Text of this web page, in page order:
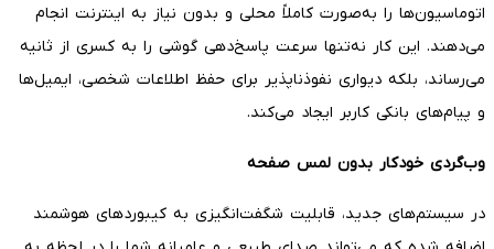
اتوماسیون‌ها را به‌صورت کاملاً محلی و بدون نیاز به اینترنت انجام
می‌دهند. این کار نه‌تنها سرعت پاسخ‌دهی گوشی را به کسری از ثانیه
می‌رساند، بلکه دیواری نفوذناپذیر برای حفظ اطلاعات شخصی، ایمیل‌ها
و پیام‌های بانکی کاربر ایجاد می‌کند.
وب‌گردی خودکار بدون لمس صفحه
در سیستم‌های جدید، قابلیت شگفت‌انگیزی به کیبوردهای هوشمند